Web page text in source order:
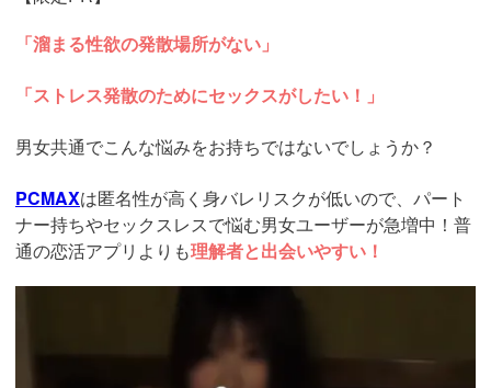
「溜まる性欲の発散場所がない」
「ストレス発散のためにセックスがしたい！」
男女共通でこんな悩みをお持ちではないでしょうか？
PCMAXは匿名性が高く身バレリスクが低いので、パート
ナー持ちやセックスレスで悩む男女ユーザーが急増中！普
通の恋活アプリよりも理解者と出会いやすい！